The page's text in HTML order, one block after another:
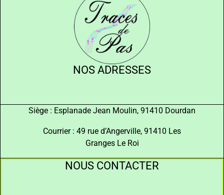
NOS ADRESSES
Siège : Esplanade Jean Moulin, 91410 Dourdan
Courrier : 49 rue d’Angerville, 91410 Les
Granges Le Roi
NOUS CONTACTER